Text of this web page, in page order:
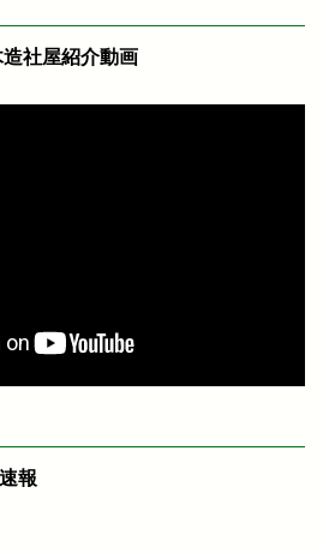
社屋紹介動画
報